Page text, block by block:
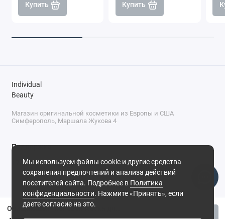
Купить Купить
Мы используем файлы cookie и другие средства
сохранения предпочтений и анализа действий
посетителей сайта. Подробнее в Политика
конфиденциальности. Нажмите «Принять», если
даете согласие на это.
Individual
Beauty
Магазин оригинальной косметики из Европы и США
Симферополь, Маршала Жукова 4
Поддержка
+7 (978) 586-46-46
ПН-ПТ: 9:00 - 18:00
Суббота: 9:00 - 17:00
Воскресенье: выходной
Симферополь, ул. Маршала Жукова, 4